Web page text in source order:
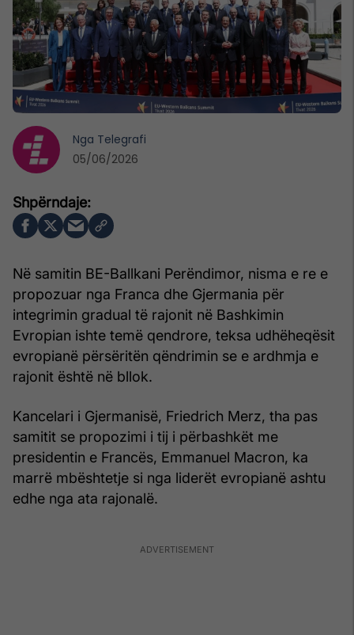
Në samitin BE-Ballkani Perëndimor, nisma e re e
propozuar nga Franca dhe Gjermania për
integrimin gradual të rajonit në Bashkimin
Evropian ishte temë qendrore, teksa udhëheqësit
evropianë përsëritën qëndrimin se e ardhmja e
rajonit është në bllok.
Kancelari i Gjermanisë, Friedrich Merz, tha pas
samitit se propozimi i tij i përbashkët me
presidentin e Francës, Emmanuel Macron, ka
marrë mbështetje si nga liderët evropianë ashtu
edhe nga ata rajonalë.
Nga Telegrafi
05/06/2026